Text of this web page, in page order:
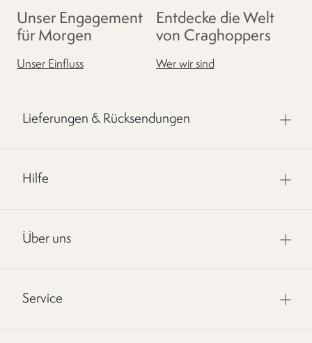
Unser Engagement
für Morgen
Unser Einfluss
Entdecke die Welt
von Craghoppers
Wer wir sind
Lieferungen & Rücksendungen
Hilfe
Über uns
Service